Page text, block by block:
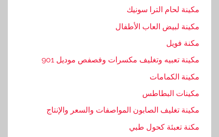
مكينة لحام الترا سونيك
مكينة لبيض العاب الأطفال
مكنة فويل
مكينة تعبيه وتغليف مكسرات وفصفص موديل 901
مكينة الكمامات
مكينات البطاطس
مكينة تغليف الصابون المواصفات والسعر والإنتاج
مكنة تعبئة كحول طبي